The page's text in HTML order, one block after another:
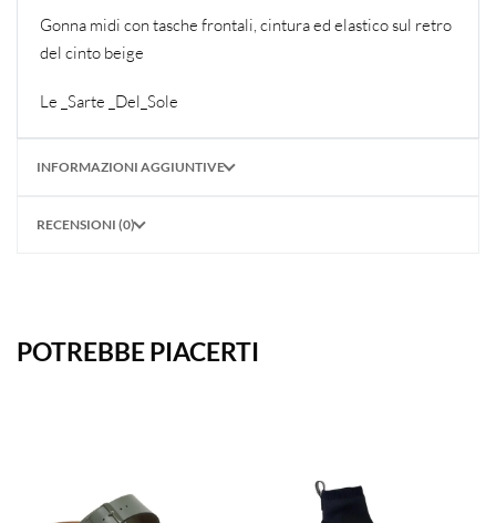
Gonna midi con tasche frontali, cintura ed elastico sul retro
del cinto beige
Le _Sarte _Del_Sole
INFORMAZIONI AGGIUNTIVE
RECENSIONI (0)
POTREBBE PIACERTI